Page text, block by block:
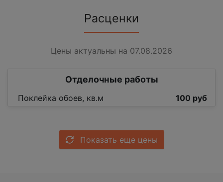
Расценки
Цены актуальны на 07.08.2026
Отделочные работы
Поклейка обоев, кв.м 100 руб
Показать еще цены